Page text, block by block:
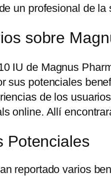
un profesional de la
sobre
IU de Magnus
sus potenciales
de los
online. Allí
Potenciales
reportado varios